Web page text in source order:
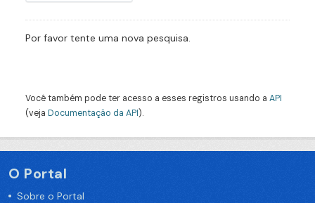
Por favor tente uma nova pesquisa.
Você também pode ter acesso a esses registros usando a API
(veja Documentação da API).
O Portal
Sobre o Portal